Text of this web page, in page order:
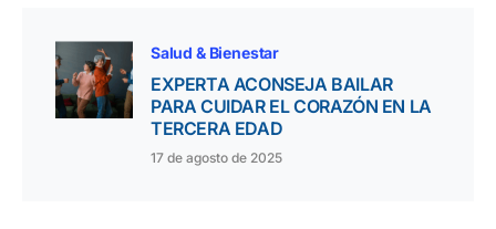
Salud & Bienestar
EXPERTA ACONSEJA BAILAR
PARA CUIDAR EL CORAZÓN EN LA
TERCERA EDAD
17 de agosto de 2025